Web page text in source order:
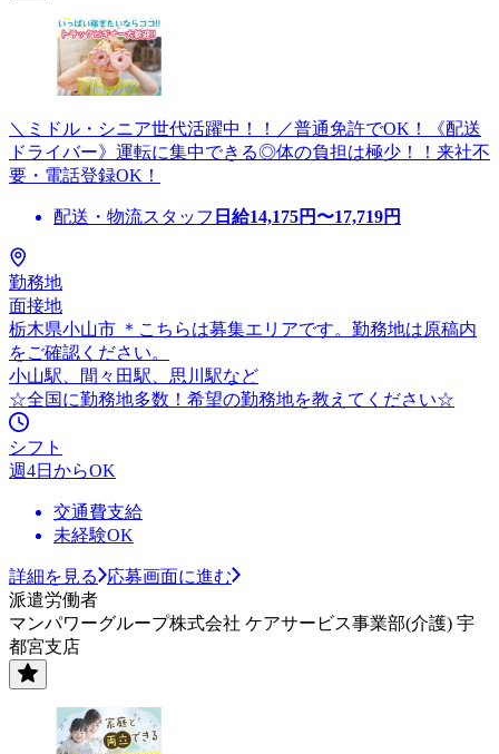
＼ミドル・シニア世代活躍中！！／普通免許でOK！《配送
ドライバー》運転に集中できる◎体の負担は極少！！来社不
要・電話登録OK！
配送・物流スタッフ 日給14,175円〜17,719円
勤務地
面接地
栃木県小山市 ＊こちらは募集エリアです。勤務地は原稿内
をご確認ください。
小山駅、間々田駅、思川駅など
☆全国に勤務地多数！希望の勤務地を教えてください☆
シフト
週4日からOK
交通費支給
未経験OK
詳細を見る
応募画面に進む
派遣労働者
マンパワーグループ株式会社 ケアサービス事業部(介護) 宇
都宮支店